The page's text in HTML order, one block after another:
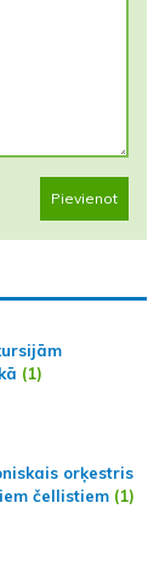
Pievienot
(1)
orķestris
čellistiem (1)